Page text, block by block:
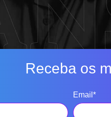
Receba os
Email*